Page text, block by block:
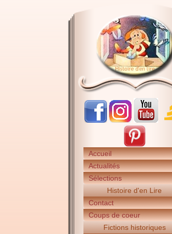
Accueil
Actualités
Sélections
Histoire d'en Lire
Contact
Coups de coeur
Fictions historiques